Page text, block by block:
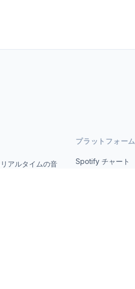
アルタイムの音
プラットフォーム
Spotify チャート